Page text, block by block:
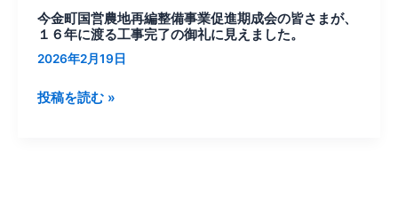
今金町国営農地再編整備事業促進期成会の皆さまが、
１６年に渡る工事完了の御礼に見えました。
2026年2月19日
進
会
投稿を読む »